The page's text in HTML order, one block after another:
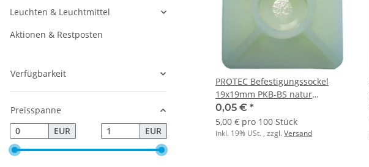
PROTEC Befestigungssockel
19x19mm PKB-BS natur
schraubbar
0,05 € *
5,00 € pro 100 Stück
inkl. 19% USt. , zzgl.Versand
Leuchten & Leuchtmittel
Aktionen & Restposten
Verfügbarkeit
Preisspanne
EUR
EUR